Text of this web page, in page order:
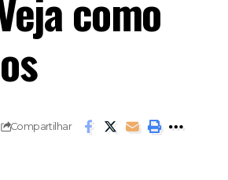
Compartilhar